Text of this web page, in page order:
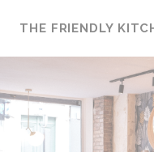
THE FRIENDLY